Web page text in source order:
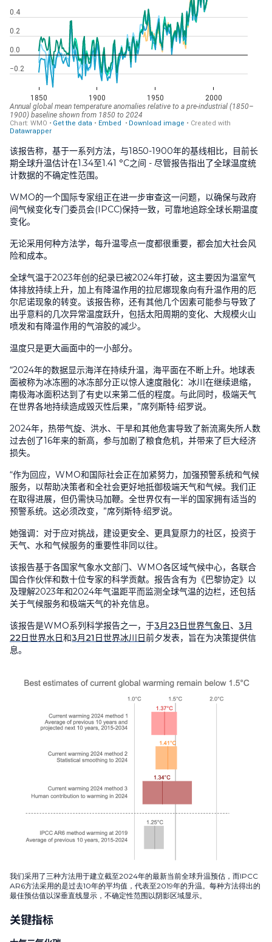
该报告称，基于一系列方法，与1850-1900年的基线相比，目前长
期全球升温估计在1.34至1.41 °C之间 - 尽管报告指出了全球温度统
计数据的不确定性范围。
WMO的一个国际专家组正在进一步审查这一问题，以确保与政府
间气候变化专门委员会(IPCC)保持一致，可靠地追踪全球长期温度
变化。
无论采用何种方法学，每升温零点一度都很重要，都会加大社会风
险和成本。
全球气温于2023年创的纪录已被2024年打破，这主要因为温室气
体排放持续上升，加上有降温作用的拉尼娜现象向有升温作用的厄
尔尼诺现象的转变。该报告称，还有其他几个因素可能参与导致了
出乎意料的几次异常温度跃升，包括太阳周期的变化、大规模火山
喷发和有降温作用的气溶胶的减少。
温度只是更大画面中的一小部分。
“2024年的数据显示海洋在持续升温，海平面在不断上升。地球表
面被称为冰冻圈的冰冻部分正以惊人速度融化：冰川在继续退缩，
南极海冰面积达到了有史以来第二低的程度。与此同时，极端天气
在世界各地持续造成毁灭性后果，”席列斯特∙绍罗说。
2024年，热带气旋、洪水、干旱和其他危害导致了新流离失所人数
过去创了16年来的新高，参与加剧了粮食危机，并带来了巨大经济
损失。
“作为回应，WMO和国际社会正在加紧努力，加强预警系统和气候
服务，以帮助决策者和全社会更好地抵御极端天气和气候。我们正
在取得进展，但仍需快马加鞭。全世界仅有一半的国家拥有适当的
预警系统。这必须改变，”席列斯特∙绍罗说。
她强调：对于应对挑战，建设更安全、更具复原力的社区，投资于
天气、水和气候服务的重要性非同以往。
该报告基于各国家气象水文部门、WMO各区域气候中心，各联合
国合作伙伴和数十位专家的科学贡献。报告含有为《巴黎协定》以
及理解2023年和2024年气温距平而监测全球气温的边栏，还包括
关于气候服务和极端天气的补充信息。
该报告是WMO系列科学报告之一，于3月23日世界气象日、 3月
22日世界水日和3月21日世界冰川日前夕发表，旨在为决策提供信
息。
我们采用了三种方法用于建立截至2024年的最新当前全球升温预估，而IPCC
AR6方法采用的是过去10年的平均值，代表至2019年的升温。每种方法得出的
最佳预估值以深垂直线显示，不确定性范围以阴影区域显示。
关键指标